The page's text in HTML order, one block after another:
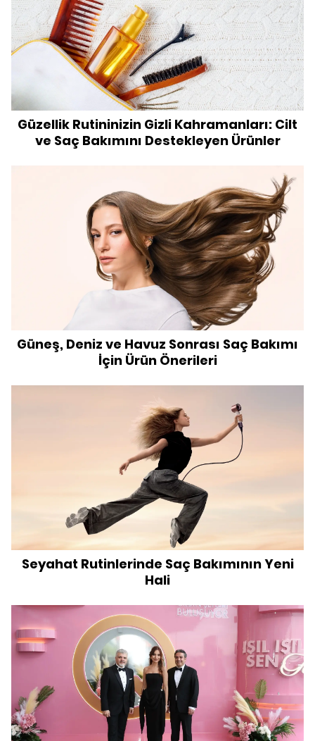
Güzellik Rutininizin Gizli Kahramanları: Cilt
ve Saç Bakımını Destekleyen Ürünler
Güneş, Deniz ve Havuz Sonrası Saç Bakımı
İçin Ürün Önerileri
Seyahat Rutinlerinde Saç Bakımının Yeni
Hali